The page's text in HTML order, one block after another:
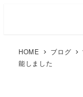
HOME ブログ
能しました